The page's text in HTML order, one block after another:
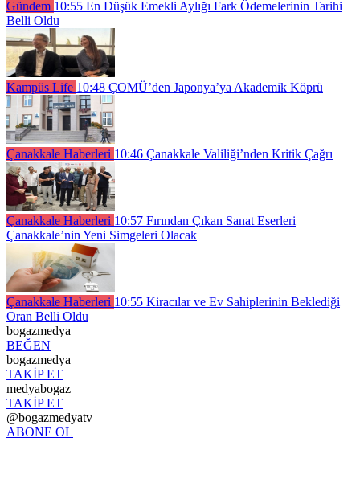
Gündem 10:55 En Düşük Emekli Aylığı Fark Ödemelerinin Tarihi
Belli Oldu
Kampüs Life 10:48 ÇOMÜ’den Japonya’ya Akademik Köprü
Çanakkale Haberleri 10:46 Çanakkale Valiliği’nden Kritik Çağrı
Çanakkale Haberleri 10:57 Fırından Çıkan Sanat Eserleri
Çanakkale’nin Yeni Simgeleri Olacak
Çanakkale Haberleri 10:55 Kiracılar ve Ev Sahiplerinin Beklediği
Oran Belli Oldu
bogazmedya
BEĞEN
bogazmedya
TAKİP ET
medyabogaz
TAKİP ET
@bogazmedyatv
ABONE OL